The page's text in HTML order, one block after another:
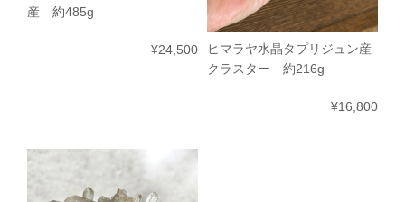
産 約485g
¥24,500
ヒマラヤ水晶タプリジュン産
クラスター 約216g
¥16,800